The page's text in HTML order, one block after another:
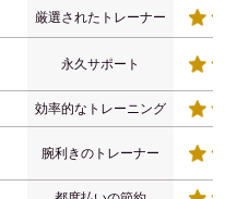
厳選されたトレーナー
永久サポート
効率的なトレーニング
腕利きのトレーナー